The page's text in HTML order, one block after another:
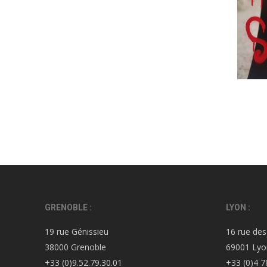
GRENOBLE :
19 rue Génissieu
38000 Grenoble
+33 (0)9.52.79.30.01
LYON :
16 rue
69001
+33 (0)4